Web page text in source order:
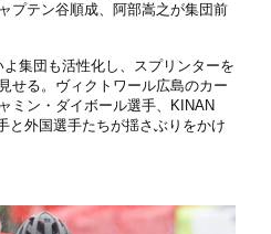
プテン谷順成、阿部嵩之が集団前
集団も活性化し、スプリンターを
せる。ヴィクトワール広島のカー
ミン・ダイボール選手、KINAN
と外国選手たちが揺さぶりをかけ